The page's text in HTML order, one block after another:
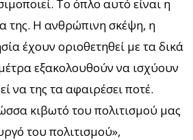
Το όπλο αυτό είναι η
της. Η ανθρώπινη σκέψη, η
έχουν οριοθετηθεί με τα δικά
εξακολουθούν να ισχύουν
να της τα αφαιρέσει ποτέ.
κιβωτό του πολιτισμού μας
του πολιτισμού»,